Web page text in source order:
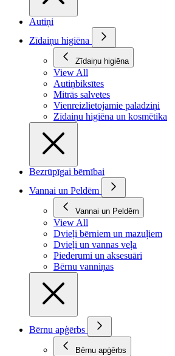
Autiņi
Zīdaiņu higiēna
Zīdaiņu higiēna
View All
Autiņbiksītes
Mitrās salvetes
Vienreizlietojamie paladziņi
Zīdaiņu higiēna un kosmētika
Bezrūpīgai bērnībai
Vannai un Peldēm
Vannai un Peldēm
View All
Dvieļi bērniem un mazuļiem
Dvieļi un vannas veļa
Piederumi un aksesuāri
Bērnu vanniņas
Bērnu apģērbs
Bērnu apģērbs